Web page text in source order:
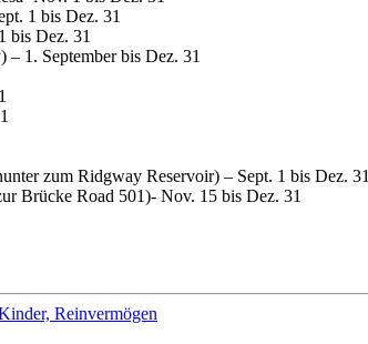
1 bis Dez. 31
bis Dez. 31
1. September bis Dez. 31
zum Ridgway Reservoir) – Sept. 1 bis Dez. 31
Brücke Road 501)- Nov. 15 bis Dez. 31
Reinvermögen